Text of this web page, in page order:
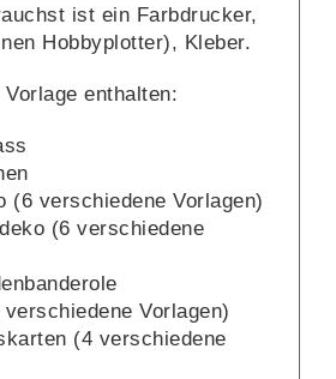
ist ein Farbdrucker,
Hobbyplotter), Kleber.
enthalten:
(6 verschiedene Vorlagen)
(6 verschiedene
Vorlagen)
(4 verschiedene